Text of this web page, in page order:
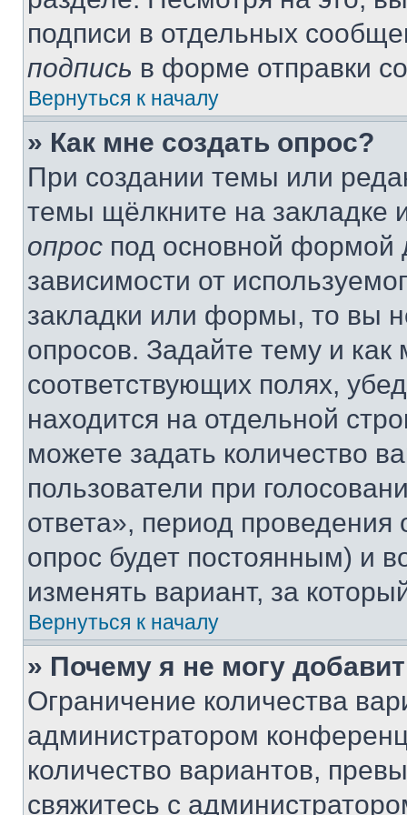
подписи в отдельных
подпись в форме отправки
Вернуться к началу
» Как мне создать опрос?
При создании темы или
темы щёлкните на
опрос под основной формой
зависимости от
закладки или формы, то вы
опросов. Задайте тему и
соответствующих полях,
находится на отдельной
можете задать количество
пользователи при
ответа», период проведения
опрос будет постоянным) и
изменять вариант, за
Вернуться к началу
» Почему я не могу
Ограничение количества
администратором
количество вариантов,
свяжитесь с